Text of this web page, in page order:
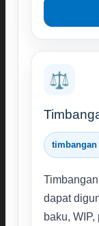
⚖️
dapat
baku,